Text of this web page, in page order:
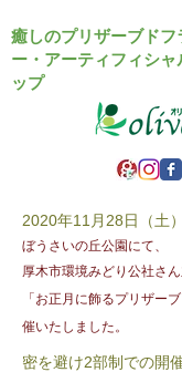
癒しのプリザーブド
ー・アーティフィシ
ップ
2020年11月28日（土）
ぼうさいの丘公園にて、
厚木市環境みどり公社さ
「お正月に飾るプリザー
催いたしました。
密を避け2部制での開催